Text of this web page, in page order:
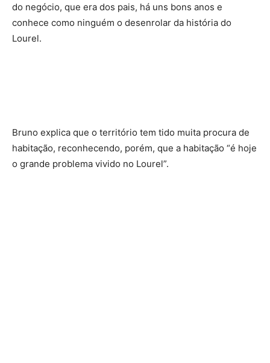
do negócio, que era dos pais, há uns bons anos e
conhece como ninguém o desenrolar da história do
Lourel.
Bruno explica que o território tem tido muita procura de
habitação, reconhecendo, porém, que a habitação “é hoje
o grande problema vivido no Lourel”.